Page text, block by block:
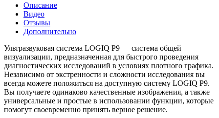
Описание
Видео
Отзывы
Дополнительно
Ультразвуковая система LOGIQ P9 — система общей
визуализации, предназначенная для быстрого проведения
диагностических исследований в условиях плотного графика.
Независимо от экстренности и сложности исследования вы
всегда можете положиться на доступную систему LOGIQ P9.
Вы получаете одинаково качественные изображения, а также
универсальные и простые в использовании функции, которые
помогут своевременно принять верное решение.